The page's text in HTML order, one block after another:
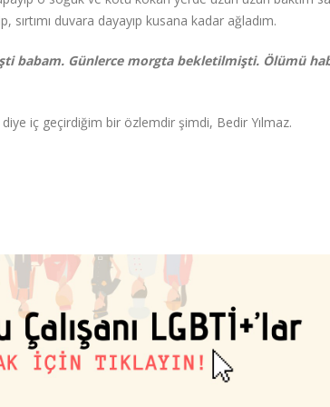
duvara dayayıp kusana kadar ağladım.
babam. Günlerce morgta bekletilmişti. Ölümü
diye iç geçirdiğim bir özlemdir şimdi, Bedir Yılmaz.